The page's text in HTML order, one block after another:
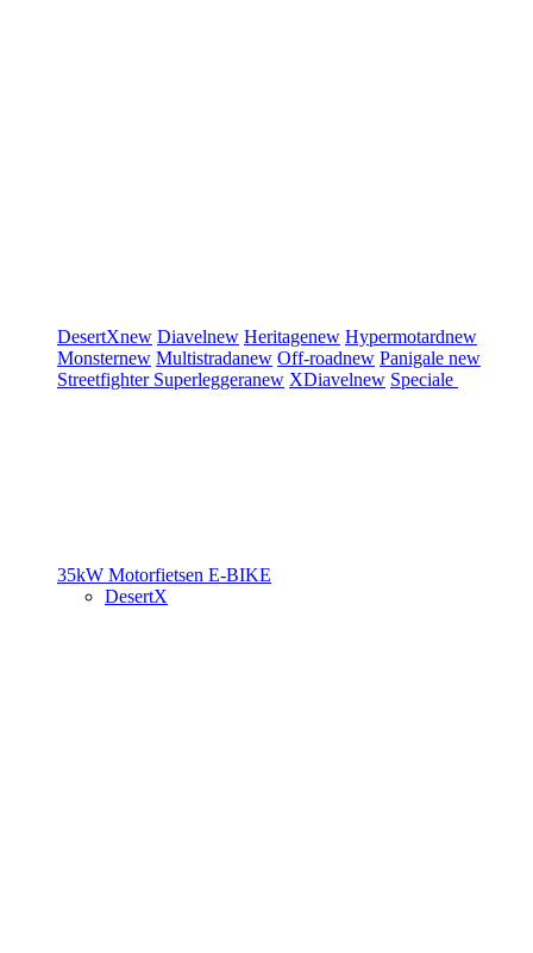
DesertXnew Diavelnew Heritagenew Hypermotardnew
Monsternew Multistradanew Off-roadnew Panigale new
Streetfighter Superleggeranew XDiavelnew Speciale
35kW Motorfietsen E-BIKE
DesertX